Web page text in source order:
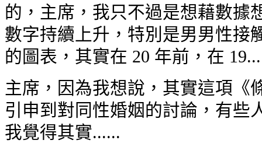
的，主席，我只不過是想藉數據
數字持續上升，特別是男男性接
的圖表，其實在 20 年前，在
主席，因為我想說，其實這項《
引申到對同性婚姻的討論，有些
我覺得其實......